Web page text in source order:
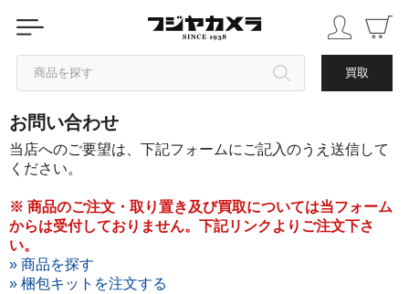
商品を探す 買取
カテゴリから探す
ブランドから探す
中古品を探す
お問い合わせ
当店へのご要望は、下記フォームにご記入のうえ送信して
ください。
※ 商品のご注文・取り置き及び買取については当フォーム
からは受付しておりません。下記リンクよりご注文下さ
い。
» 商品を探す
» 梱包キットを注文する